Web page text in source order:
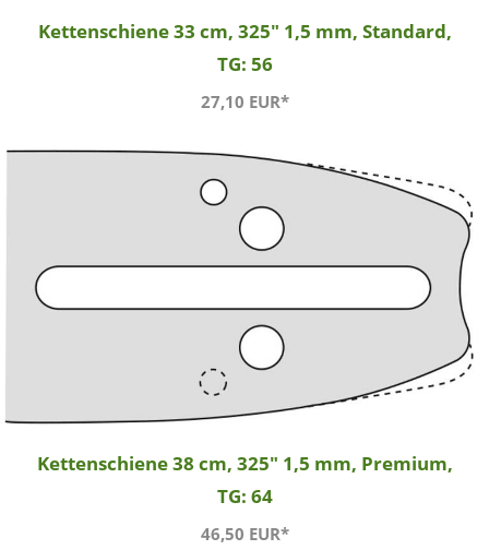
Kettenschiene 33 cm, 325" 1,5 mm, Standard,
TG: 56
27,10 EUR*
Kettenschiene 38 cm, 325" 1,5 mm, Premium,
TG: 64
46,50 EUR*